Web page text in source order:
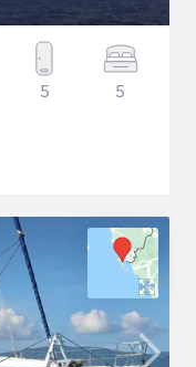
5 5